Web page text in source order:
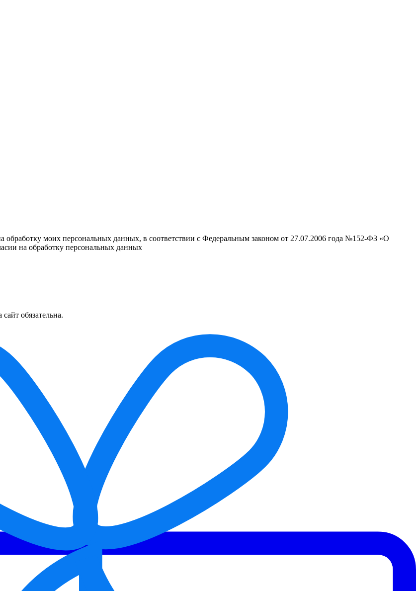
обработку моих персональных данных, в соответствии с Федеральным законом от 27.07.2006 года №152-ФЗ «О
на обработку персональных данных
обязательна.